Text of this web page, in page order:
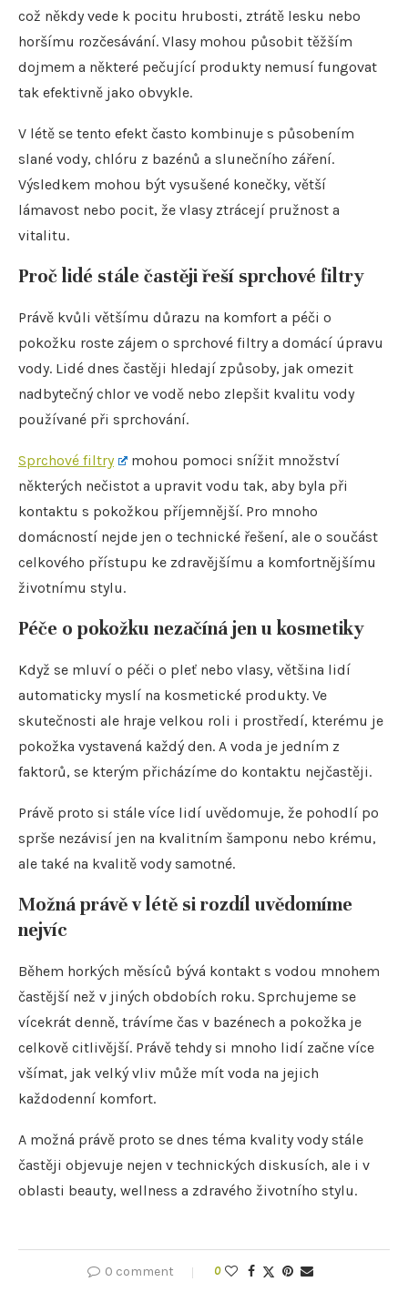
což někdy vede k pocitu hrubosti, ztrátě lesku nebo
horšímu rozčesávání. Vlasy mohou působit těžším
dojmem a některé pečující produkty nemusí fungovat
tak efektivně jako obvykle.
V létě se tento efekt často kombinuje s působením
slané vody, chlóru z bazénů a slunečního záření.
Výsledkem mohou být vysušené konečky, větší
lámavost nebo pocit, že vlasy ztrácejí pružnost a
vitalitu.
Proč lidé stále častěji řeší sprchové filtry
Právě kvůli většímu důrazu na komfort a péči o
pokožku roste zájem o sprchové filtry a domácí úpravu
vody. Lidé dnes častěji hledají způsoby, jak omezit
nadbytečný chlor ve vodě nebo zlepšit kvalitu vody
používané při sprchování.
Sprchové filtry
mohou pomoci snížit množství
některých nečistot a upravit vodu tak, aby byla při
kontaktu s pokožkou příjemnější. Pro mnoho
domácností nejde jen o technické řešení, ale o součást
celkového přístupu ke zdravějšímu a komfortnějšímu
životnímu stylu.
Péče o pokožku nezačíná jen u kosmetiky
Když se mluví o péči o pleť nebo vlasy, většina lidí
automaticky myslí na kosmetické produkty. Ve
skutečnosti ale hraje velkou roli i prostředí, kterému je
pokožka vystavená každý den. A voda je jedním z
faktorů, se kterým přicházíme do kontaktu nejčastěji.
Právě proto si stále více lidí uvědomuje, že pohodlí po
sprše nezávisí jen na kvalitním šamponu nebo krému,
ale také na kvalitě vody samotné.
Možná právě v létě si rozdíl uvědomíme
nejvíc
Během horkých měsíců bývá kontakt s vodou mnohem
častější než v jiných obdobích roku. Sprchujeme se
vícekrát denně, trávíme čas v bazénech a pokožka je
celkově citlivější. Právě tehdy si mnoho lidí začne více
všímat, jak velký vliv může mít voda na jejich
každodenní komfort.
A možná právě proto se dnes téma kvality vody stále
častěji objevuje nejen v technických diskusích, ale i v
oblasti beauty, wellness a zdravého životního stylu.
0 comment 0